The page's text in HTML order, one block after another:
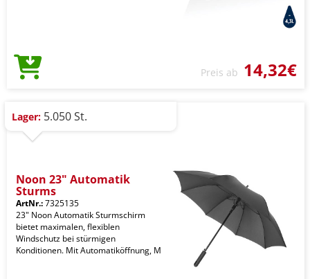
Preis ab 14,32€
Lager: 5.050 St.
Noon 23" Automatik
Sturms
ArtNr.:7325135
23" Noon Automatik Sturmschirm
bietet maximalen, flexiblen
Windschutz bei stürmigen
Konditionen. Mit Automatiköffnung, M